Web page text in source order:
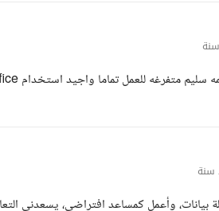
سنة
بيانات، وأعمل كمساعد افتراضي، يسعدني